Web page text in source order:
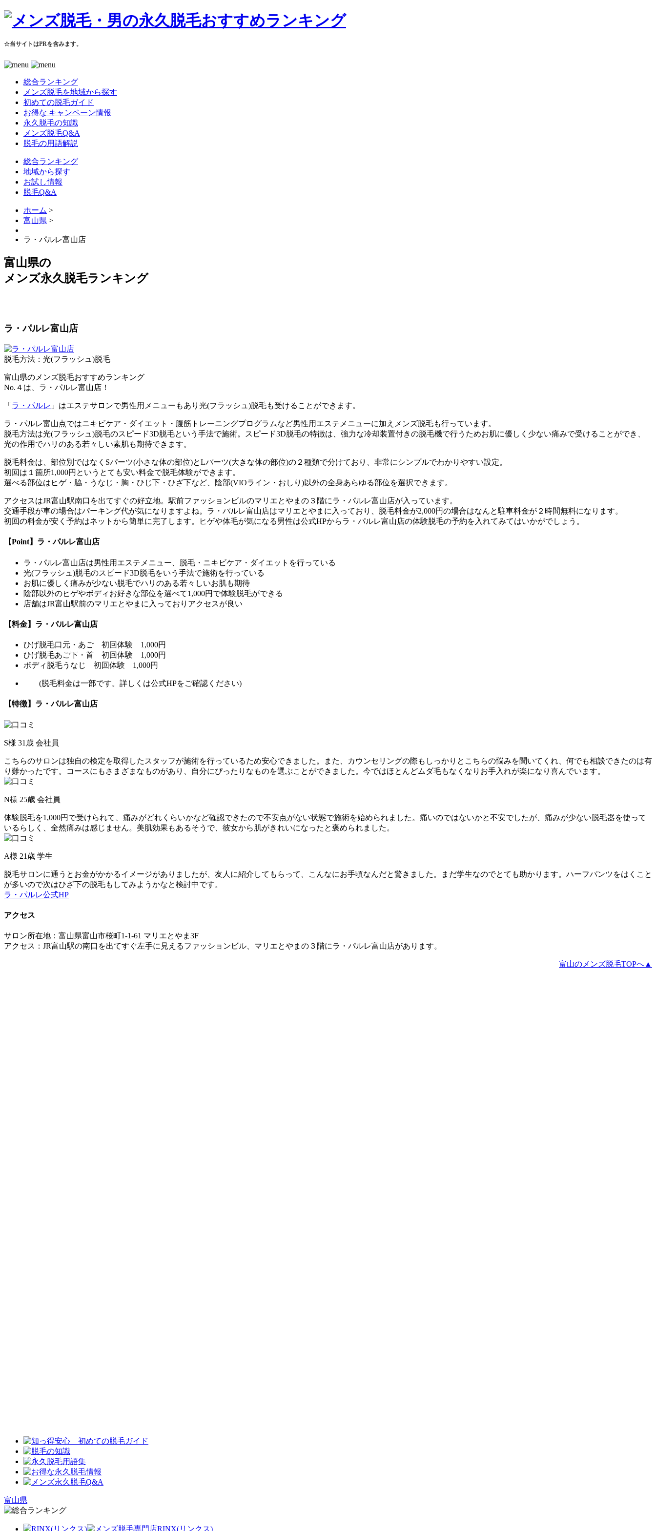
☆当サイトはPRを含みます。
総合ランキング
メンズ脱毛を地域から探す
初めての脱毛ガイド
お得な キャンペーン情報
永久脱毛の知識
メンズ脱毛Q&A
脱毛の用語解説
総合ランキング
地域から探す
お試し情報
脱毛Q&A
ホーム >
富山県 >
ラ・パルレ富山店
富山県の
メンズ永久脱毛ランキング
ラ・パルレ富山店
脱毛方法：光(フラッシュ)脱毛
富山県のメンズ脱毛おすすめランキング
No.４は、ラ・パルレ富山店！
「 ラ・パルレ 」はエステサロンで男性用メニューもあり光(フラッシュ)脱毛も受けることができます。
ラ・パルレ富山点ではニキビケア・ダイエット・腹筋トレーニングプログラムなど男性用エステメニューに加えメンズ脱毛も行っています。
脱毛方法は光(フラッシュ)脱毛のスピード3D脱毛という手法で施術。スピード3D脱毛の特徴は、強力な冷却装置付きの脱毛機で行うためお肌に優しく少ない痛みで受けることができ、
光の作用でハリのある若々しい素肌も期待できます。
脱毛料金は、部位別ではなくSパーツ(小さな体の部位)とLパーツ(大きな体の部位)の２種類で分けており、非常にシンプルでわかりやすい設定。
初回は１箇所1,000円というとても安い料金で脱毛体験ができます。
選べる部位はヒゲ・脇・うなじ・胸・ひじ下・ひざ下など、陰部(VIOライン・おしり)以外の全身あらゆる部位を選択できます。
アクセスはJR富山駅南口を出てすぐの好立地。駅前ファッションビルのマリエとやまの３階にラ・パルレ富山店が入っています。
交通手段が車の場合はパーキング代が気になりますよね。ラ・パルレ富山店はマリエとやまに入っており、脱毛料金が2,000円の場合はなんと駐車料金が２時間無料になります。
初回の料金が安く予約はネットから簡単に完了します。ヒゲや体毛が気になる男性は公式HPからラ・パルレ富山店の体験脱毛の予約を入れてみてはいかがでしょう。
【Point】ラ・パルレ富山店
ラ・パルレ富山店は男性用エステメニュー、脱毛・ニキビケア・ダイエットを行っている
光(フラッシュ)脱毛のスピード3D脱毛をいう手法で施術を行っている
お肌に優しく痛みが少ない脱毛でハリのある若々しいお肌も期待
陰部以外のヒゲやボディお好きな部位を選べて1,000円で体験脱毛ができる
店舗はJR富山駅前のマリエとやまに入っておりアクセスが良い
【料金】ラ・パルレ富山店
ひげ脱毛口元・あご 初回体験 1,000円
ひげ脱毛あご下・首 初回体験 1,000円
ボディ脱毛うなじ 初回体験 1,000円
(脱毛料金は一部です。詳しくは公式HPをご確認ください)
【特徴】ラ・パルレ富山店
S様 31歳 会社員
こちらのサロンは独自の検定を取得したスタッフが施術を行っているため安心できました。また、カウンセリングの際もしっかりとこちらの悩みを聞いてくれ、何でも相談できたのは有
り難かったです。コースにもさまざまなものがあり、自分にぴったりなものを選ぶことができました。今ではほとんどムダ毛もなくなりお手入れが楽になり喜んでいます。
N様 25歳 会社員
体験脱毛を1,000円で受けられて、痛みがどれくらいかなど確認できたので不安点がない状態で施術を始められました。痛いのではないかと不安でしたが、痛みが少ない脱毛器を使って
いるらしく、全然痛みは感じません。美肌効果もあるそうで、彼女から肌がきれいになったと褒められました。
A様 21歳 学生
脱毛サロンに通うとお金がかかるイメージがありましたが、友人に紹介してもらって、こんなにお手頃なんだと驚きました。まだ学生なのでとても助かります。ハーフパンツをはくこと
が多いので次はひざ下の脱毛もしてみようかなと検討中です。
ラ・パルレ公式HP
アクセス
サロン所在地：富山県富山市桜町1-1-61 マリエとやま3F
アクセス：JR富山駅の南口を出てすぐ左手に見えるファッションビル、マリエとやまの３階にラ・パルレ富山店があります。
富山のメンズ脱毛TOPへ▲
富山県
RINX(リンクス)